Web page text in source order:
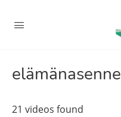
elämänasenne
21 videos found